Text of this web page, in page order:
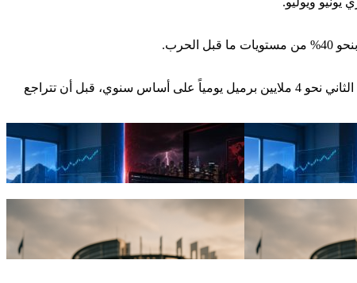
الجواب: تتوقع ANZ انكماش الطلب العالمي على النفط بمقدار 1.5 مليون برميل يومياً في عام 2026، مع احتمال أن تبلغ التراجعات في الربع الثاني نحو 4 ملايين برميل يومياً على أساس سنوي، قبل أن تتراجع